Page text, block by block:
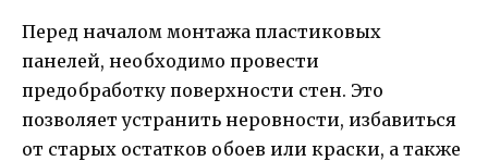
Перед началом монтажа пластиковых
панелей, необходимо провести
предобработку поверхности стен. Это
позволяет устранить неровности, избавиться
от старых остатков обоев или краски, а также